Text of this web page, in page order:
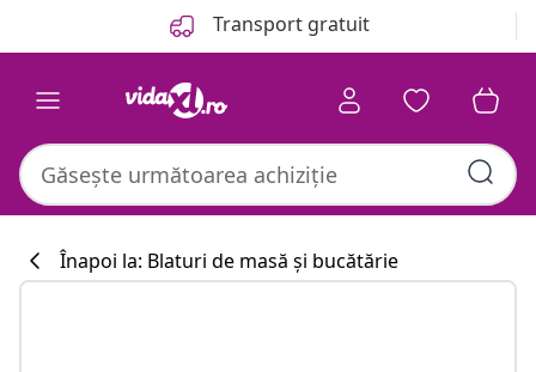
Transport gratuit
Înapoi la: Blaturi de masă și bucătărie